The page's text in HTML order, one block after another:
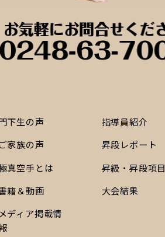
下生の声
ご家族の声
真空手とは
籍＆動画
メディア掲載情
指導員紹介
昇段レポート
昇級・昇段項目
大会結果